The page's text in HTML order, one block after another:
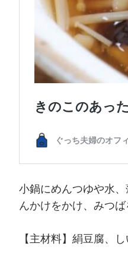
小鍋にめんつゆや水
んかけをかけ、みつ
【主材料】絹豆腐、